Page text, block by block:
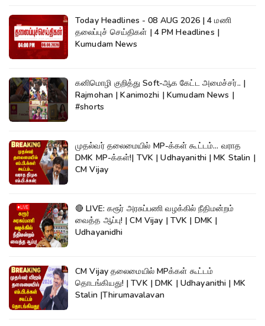
Today Headlines - 08 AUG 2026 | 4 மணி
தலைப்புச் செய்திகள் | 4 PM Headlines |
Kumudam News
கனிமொழி குறித்து Soft-ஆக கேட்ட அமைச்சர்.. |
Rajmohan | Kanimozhi | Kumudam News |
#shorts
முதல்வர் தலைமையில் MP-க்கள் கூட்டம்... வராத
DMK MP-க்கள்!| TVK | Udhayanithi | MK Stalin |
CM Vijay
🔴 LIVE: கரூர் அரசுப்பணி வழக்கில் நீதிமன்றம்
வைத்த ஆப்பு! | CM Vijay | TVK | DMK |
Udhayanidhi
CM Vijay தலைமையில் MPக்கள் கூட்டம்
தொடங்கியது! | TVK | DMK | Udhayanithi | MK
Stalin |Thirumavalavan